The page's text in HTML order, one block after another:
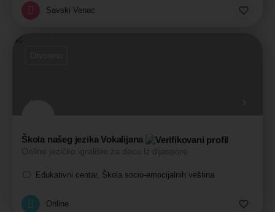
Savski Venac
Škola našeg jezika Vokalijana
Online jezičko igralište za decu iz dijaspore
Edukativni centar, Škola socio-emocijalnih veština
Online